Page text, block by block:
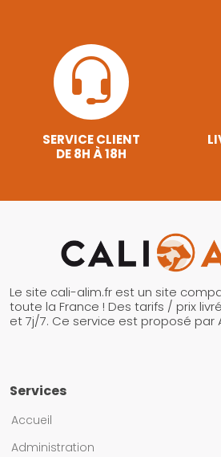
SERVICE CLIENT
DE 8H À 18H
Le site cali-alim.fr est un site
toute la France ! Des tarifs / prix
et 7j/7. Ce service est proposé par
Services
Accueil
Administration